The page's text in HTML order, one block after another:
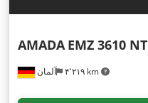
آلمان ۴٬۲۱۹ km
AMADA EMZ 3610 NT